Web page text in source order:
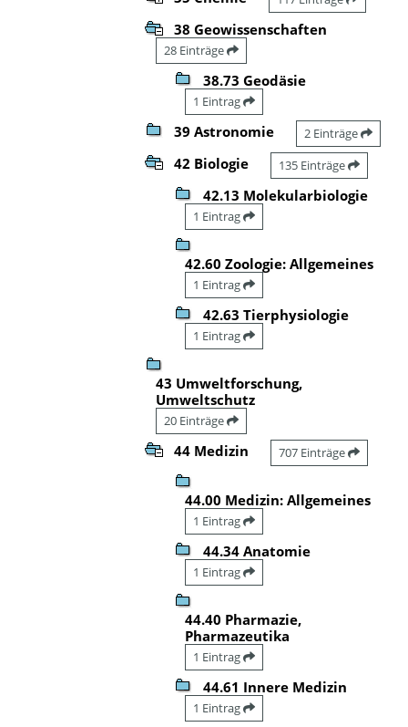
38 Geowissenschaften
28 Einträge
38.73 Geodäsie
1 Eintrag
39 Astronomie 2 Einträge
42 Biologie 135 Einträge
42.13 Molekularbiologie
1 Eintrag
42.60 Zoologie: Allgemeines
1 Eintrag
42.63 Tierphysiologie
1 Eintrag
43 Umweltforschung,
Umweltschutz
20 Einträge
44 Medizin 707 Einträge
44.00 Medizin: Allgemeines
1 Eintrag
44.34 Anatomie
1 Eintrag
44.40 Pharmazie,
Pharmazeutika
1 Eintrag
44.61 Innere Medizin
1 Eintrag